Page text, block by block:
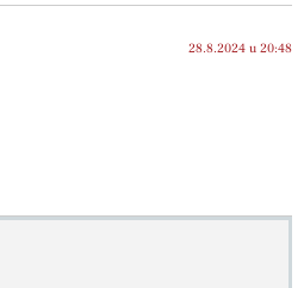
28.8.2024 u 20:48